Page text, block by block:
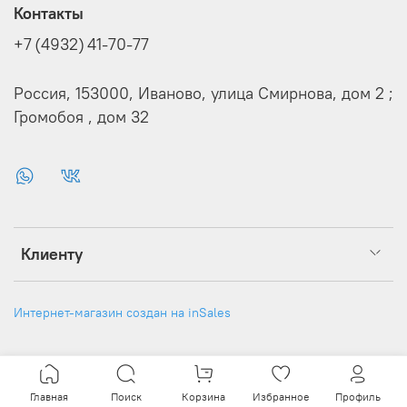
Клиенту
Контакты
+7 (4932) 41-70-77
Россия, 153000, Иваново, улица Смирнова, дом 2 ;
Громобоя , дом 32
Интернет-магазин создан на inSales
Главная Поиск Корзина Избранное Профиль